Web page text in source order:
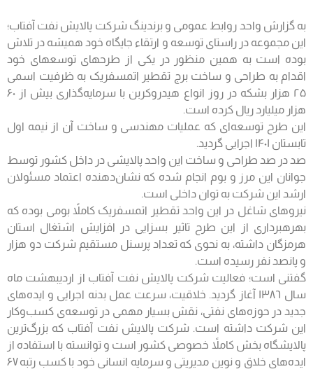
به گزارش واحد روابط عمومی و برندینگ شرکت پالایش نفت آفتاب؛
این مجموعه در راستای توسعه و ارتقاء جایگاه خود همیشه در تلاش
بوده است به همین منظور در یکی از طرح‎های توسعه‎ای خود
اقدام به طراحی و ساخت برج تقطیر اتمسفریک به ظرفیت اسمی
۲۵ هزار بشکه در روز انواع هیدروکربن با سرمایه‌گذاری بیش از ۶۰
هزار میلیارد ریال کرده است.
این طرح توسعه‌ای که عملیات مهندسی و ساخت آن از نیمه اول
تابستان ١۴٠١ اجرایی گردید.
صد در صد طراحی و ساخت این واحد پالایشی در داخل کشور توسط
جوانان این مرز و بوم انجام شده که نشان‌دهنده اعتماد مسئولان
ارشد این شرکت به توان داخلی است.
نیروهای شاغل در این واحد تقطیر اتمسفریک کاملاً بومی بوده که
بهره‎برداری از این طرح تاثیر بسزایی در افزایش اشتغال استان
هرمزگان داشته، به نحوی که تعداد پرسنل مستقیم شرکت دو هزار
و پانصد نفر رسیده است.
گفتنی است؛ فعالیت شرکت پالایش نفت آفتاب از اردیبهشت ماه
سال ١٣٨٦ آغاز گردید. خلاقیت، سرعت عمل بدنه اجرايى و ایده‌های
جدید در حوزه‌های نفتی، نقش بسیار مهمی در توسعه‌ی کسب‌و‌کار
این شرکت داشته است. شرکت پالایش نفت آفتاب که بزرگ‌ترین
پالایشگاه‎ بخش کاملاً خصوصی کشور است و توانسته با استفاده از
ایده‌های خلاق و نوین مدیریتی و سرمایه انسانی خود با کسب رتبه ۶۷